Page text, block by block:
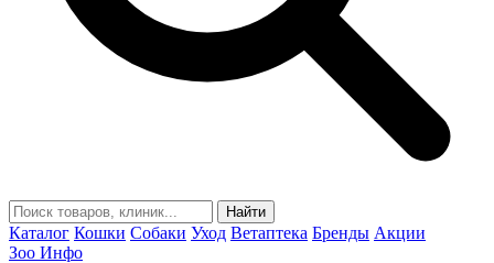
Найти
Каталог Кошки Собаки Уход Ветаптека Бренды Акции
Зоо Инфо